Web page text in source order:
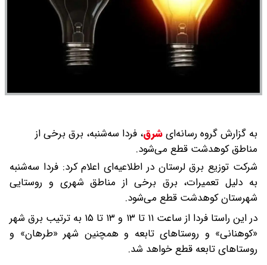
به گزارش گروه رسانه‌ایشرق، فردا سه‌شنبه، برق برخی از
مناطق کوهدشت قطع می‌شود.
شرکت توزیع برق لرستان در اطلاعیه‌ای اعلام کرد: فردا سه‌شنبه
به دلیل تعمیرات، برق برخی از مناطق شهری و روستایی
شهرستان کوهدشت قطع می‌شود.
در این راستا فردا از ساعت ۱۱ تا ۱۳ و ۱۳ تا ۱۵ به ترتیب برق شهر
«کوهنانی» و روستاهای تابعه و همچنین شهر «طرهان» و
روستاهای تابعه قطع خواهد شد.